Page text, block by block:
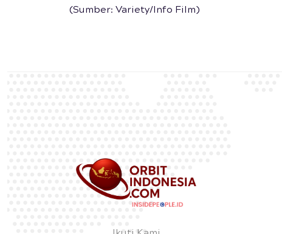
(Sumber: Variety/Info Film)